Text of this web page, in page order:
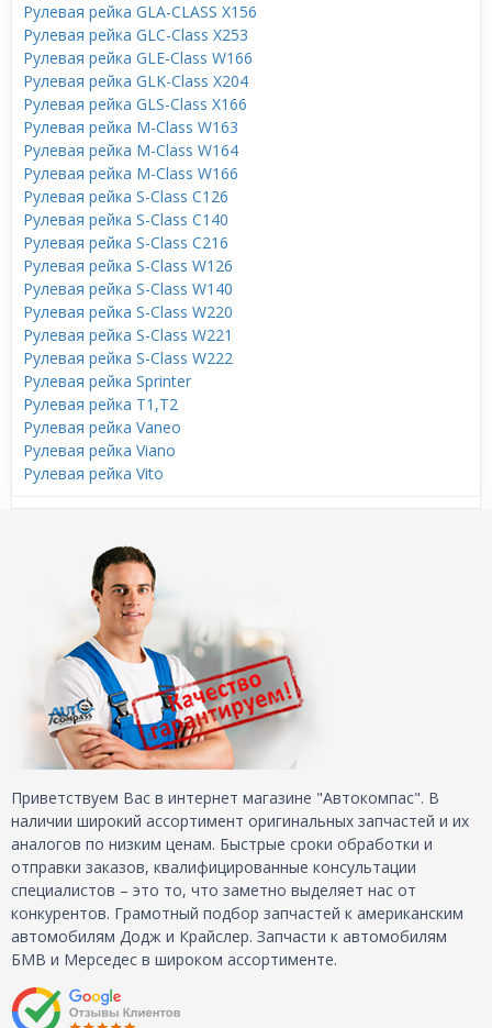
Рулевая рейка GLA-CLASS X156
Рулевая рейка GLC-Class X253
Рулевая рейка GLE-Class W166
Рулевая рейка GLK-Class X204
Рулевая рейка GLS-Class X166
Рулевая рейка M-Class W163
Рулевая рейка M-Class W164
Рулевая рейка M-Class W166
Рулевая рейка S-Class C126
Рулевая рейка S-Class C140
Рулевая рейка S-Class C216
Рулевая рейка S-Class W126
Рулевая рейка S-Class W140
Рулевая рейка S-Class W220
Рулевая рейка S-Class W221
Рулевая рейка S-Class W222
Рулевая рейка Sprinter
Рулевая рейка T1,T2
Рулевая рейка Vaneo
Рулевая рейка Viano
Рулевая рейка Vito
Приветствуем Вас в интернет магазине "Автокомпас". В
наличии широкий ассортимент оригинальных запчастей и их
аналогов по низким ценам. Быстрые сроки обработки и
отправки заказов, квалифицированные консультации
специалистов – это то, что заметно выделяет нас от
конкурентов. Грамотный подбор запчастей к американским
автомобилям Додж и Крайслер. Запчасти к автомобилям
БМВ и Мерседес в широком ассортименте.